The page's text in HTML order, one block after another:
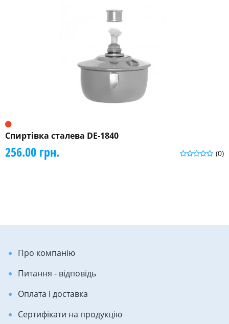
Спиртівка сталева DE-1840
(0)
256.00 грн.
Про компанію
Питання - відповідь
Оплата і доставка
Сертифікати на продукцію